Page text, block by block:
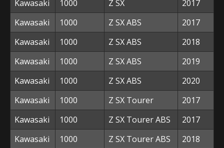
Kawasaki
1000 Z SX
2017
Kawasaki
1000 Z SX ABS
2017
Kawasaki
1000 Z SX ABS
2018
Kawasaki
1000 Z SX ABS
2019
Kawasaki
1000 Z SX ABS
2020
Kawasaki
1000 Z SX Tourer
2017
Kawasaki
1000 Z SX Tourer ABS
2017
Kawasaki
1000 Z SX Tourer ABS
2018